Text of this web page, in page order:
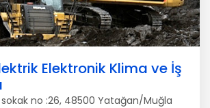
Elektronik Klima ve İş
sokak no :26, 48500 Yatağan/Muğla